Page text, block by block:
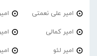
امیر علی نعمتی
امیر کمالی
امیر لئو